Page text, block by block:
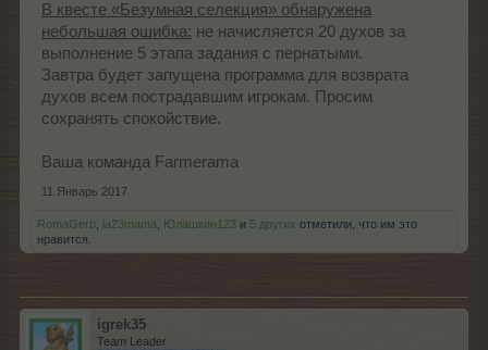
В квесте «Безумная селекция» обнаружена
небольшая ошибка: не начисляется 20 духов за
выполнение 5 этапа задания с пернатыми.
Завтра будет запущена программа для возврата
духов всем пострадавшим игрокам. Просим
сохранять спокойствие.
Ваша команда Farmerama
11 Январь 2017
RomaGerb la23mama Юлашкин123 и 5 других отметили, что им это
нравится.
igrek35
Team Leader